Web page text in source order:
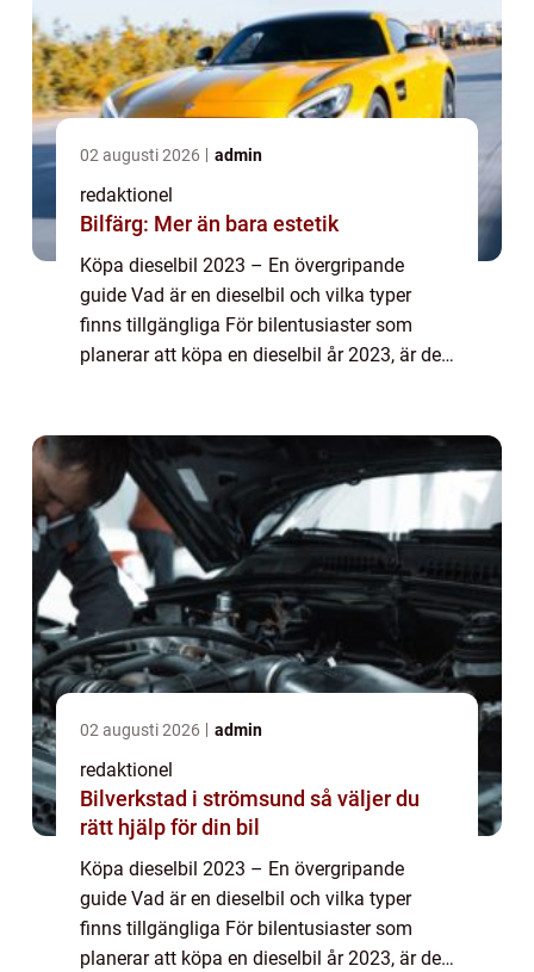
02 augusti 2026 admin
redaktionel
Bilfärg: Mer än bara estetik
Köpa dieselbil 2023 – En övergripande
guide Vad är en dieselbil och vilka typer
finns tillgängliga För bilentusiaster som
planerar att köpa en dieselbil år 2023, är det
02 augusti 2026 admin
redaktionel
Bilverkstad i strömsund så väljer du
rätt hjälp för din bil
Köpa dieselbil 2023 – En övergripande
guide Vad är en dieselbil och vilka typer
finns tillgängliga För bilentusiaster som
planerar att köpa en dieselbil år 2023, är det